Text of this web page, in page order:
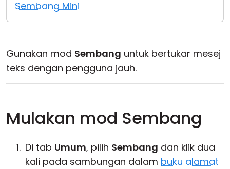
Sembang Mini
Gunakan mod Sembang untuk bertukar mesej
teks dengan pengguna jauh.
Mulakan mod Sembang
Di tab Umum, pilih Sembang dan klik dua
kali pada sambungan dalam buku alamat
Awan & Di Dalam Premis